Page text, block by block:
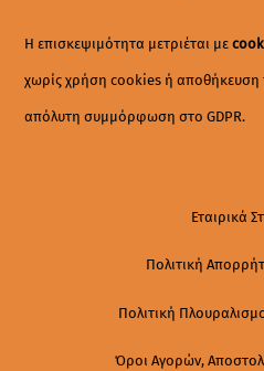
Η επισκεψιμότητα μετριέται με
χωρίς χρήση cookies ή
απόλυτη συμμόρφωση στο GDPR.
Εταιρικά
Πολιτική
Πολιτική
Όροι Αγορών,